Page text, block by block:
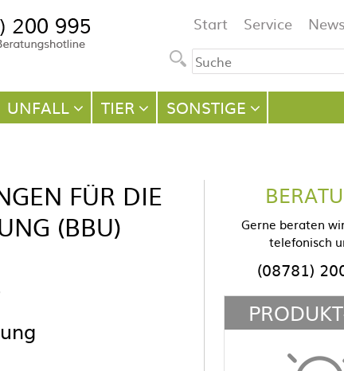
Navigation
Start Service News
UNFALL TIER SONSTIGE
FÜR DIE
(BBU)
Gerne beraten
telefonisch
(08781)